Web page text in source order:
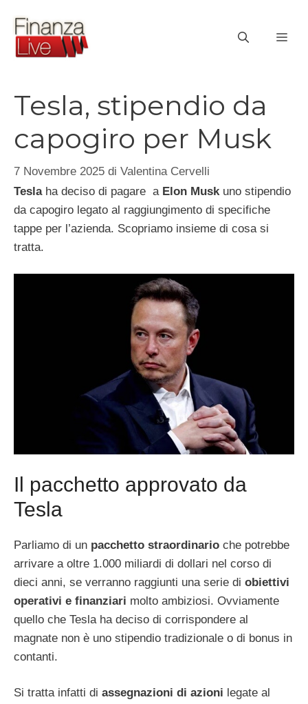
contenuto
Tesla, stipendio da
capogiro per Musk
7 Novembre 2025 di Valentina Cervelli
Teslaha deciso di pagare a Elon Muskuno stipendio
da capogiro legato al raggiungimento di specifiche
tappe per l’azienda. Scopriamo insieme di cosa si
tratta.
Il pacchetto approvato da
Tesla
Parliamo di un pacchetto straordinario che potrebbe
arrivare a oltre 1.000 miliardi di dollari nel corso di
dieci anni, se verranno raggiunti una serie di obiettivi
operativi e finanziari molto ambiziosi. Ovviamente
quello che Tesla ha deciso di corrispondere al
magnate non è uno stipendio tradizionale o di bonus in
contanti.
Si tratta infatti di assegnazioni di azioni legate al